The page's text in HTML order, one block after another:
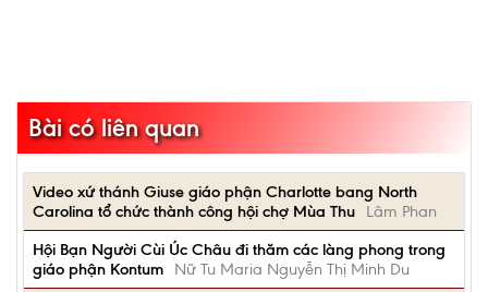
Bài có liên quan
Video xứ thánh Giuse giáo phận Charlotte bang North
Carolina tổ chức thành công hội chợ Mùa Thu
Lâm Phan
Hội Bạn Người Cùi Úc Châu đi thăm các làng phong trong
giáo phận Kontum
Nữ Tu Maria Nguyễn Thị Minh Du